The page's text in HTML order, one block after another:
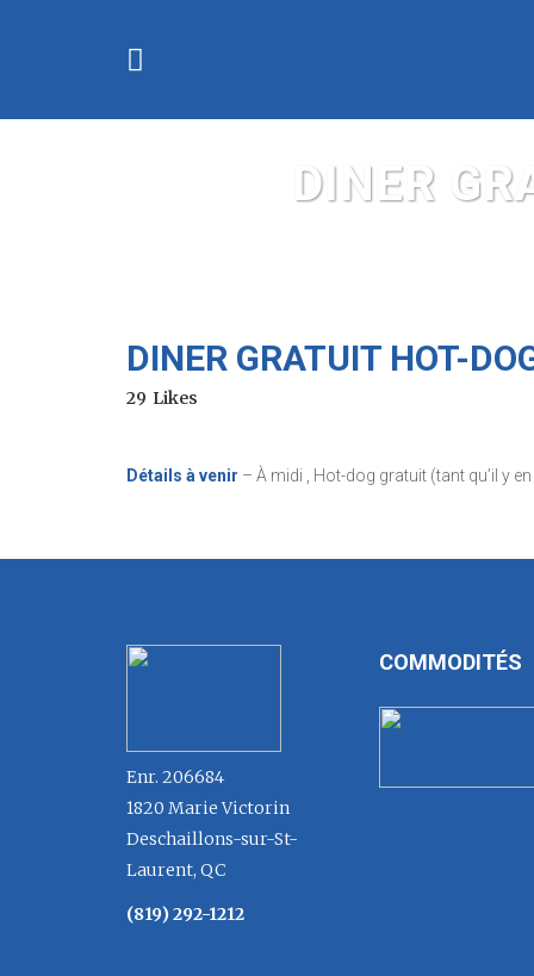
DINER
DINER GRATUIT HOT-
29 Likes
Détails à venir – À midi , Hot-dog gratuit (tant qu’il y
Enr. 206684
1820 Marie Victorin
Deschaillons-sur-St-
Laurent, QC
(819) 292-1212
COMMODITÉS